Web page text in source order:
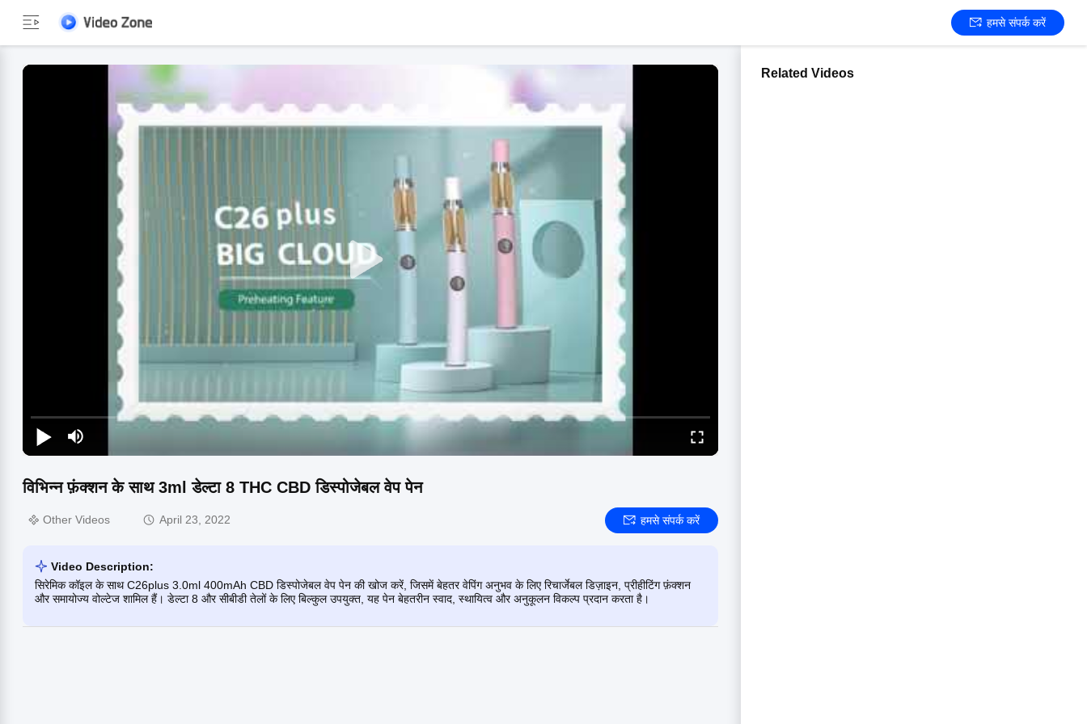
हमसे संपर्क करें
विभिन्न फ़ंक्शन के साथ 3ml डेल्टा 8 THC CBD डिस्पोजेबल वेप पेन
Other Videos April 23, 2022 हमसे संपर्क करें
Video Description:
सिरेमिक कॉइल के साथ C26plus 3.0ml 400mAh CBD डिस्पोजेबल वेप पेन की खोज करें, जिसमें बेहतर वेपिंग अनुभव के लिए रिचार्जेबल डिज़ाइन, प्रीहीटिंग फ़ंक्शन
और समायोज्य वोल्टेज शामिल हैं। डेल्टा 8 और सीबीडी तेलों के लिए बिल्कुल उपयुक्त, यह पेन बेहतरीन स्वाद, स्थायित्व और अनुकूलन विकल्प प्रदान करता है।
Related Videos